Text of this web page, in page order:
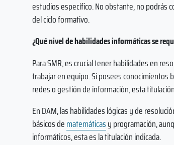
estudios específico. No obstante, no podrás
del ciclo formativo.
¿Qué nivel de habilidades informáticas se
Para SMR, es crucial tener habilidades en
trabajar en equipo. Si posees
redes o gestión de información, esta
En DAM, las habilidades lógicas y de
básicos dematemáticasy programación,
informáticos, esta es la titulación indicada.